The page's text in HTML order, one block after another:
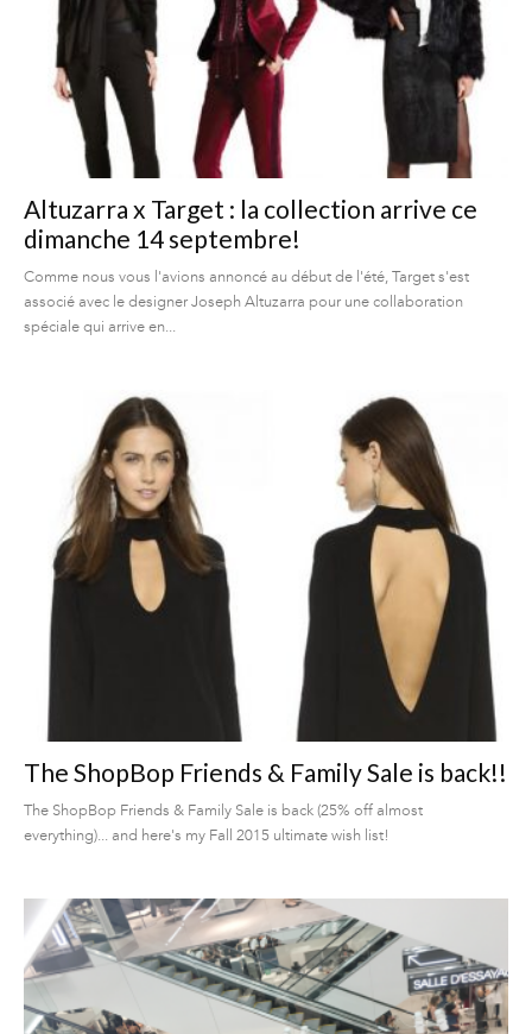
Altuzarra x Target : la collection arrive ce
dimanche 14 septembre!
Comme nous vous l'avions annoncé au début de l'été, Target s'est
associé avec le designer Joseph Altuzarra pour une collaboration
spéciale qui arrive en...
The ShopBop Friends & Family Sale is back!!
The ShopBop Friends & Family Sale is back (25% off almost
everything)... and here's my Fall 2015 ultimate wish list!